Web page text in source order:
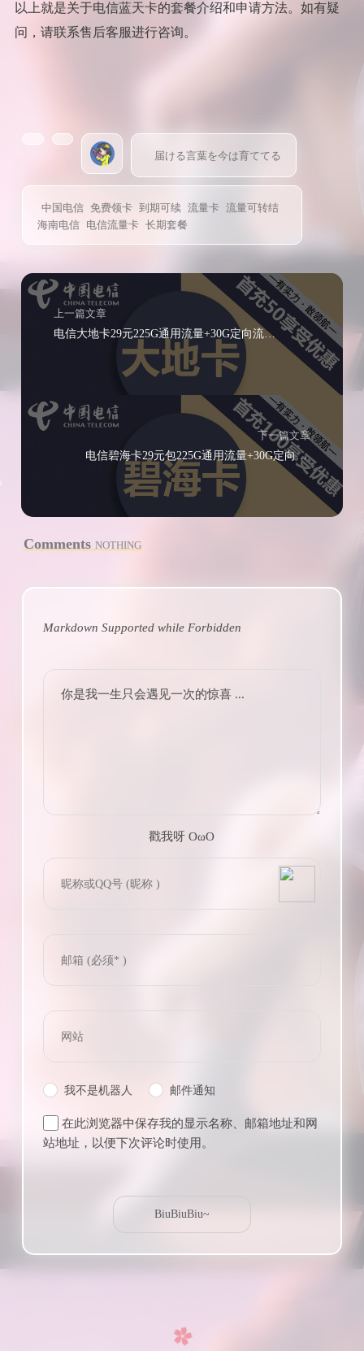
以上就是关于电信蓝天卡的套餐介绍和申请方法。如有疑
问，请联系售后客服进行咨询。
届ける言葉を今は育ててる
中国电信 免费领卡 到期可续 流量卡 流量可转结
海南电信 电信流量卡 长期套餐
上一篇文章
电信大地卡29元225G通用流量+30G定向流量+通话0.1元/分钟
下一篇文章
电信碧海卡29元包225G通用流量+30G定向流量+通话0.1元/分钟
Comments NOTHING
Markdown Supported while Forbidden
你是我一生只会遇见一次的惊喜 ...
戳我呀 OωO
Tieba
我不是机器人 邮件通知
在此浏览器中保存我的显示名称、邮箱地址和网
站地址，以便下次评论时使用。